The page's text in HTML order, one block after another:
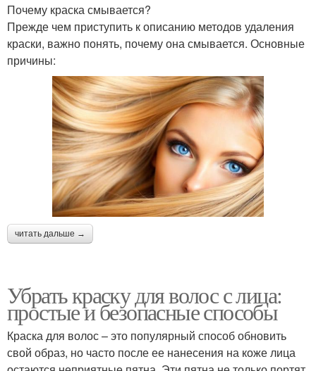
Почему краска смывается?
Прежде чем приступить к описанию методов удаления
краски, важно понять, почему она смывается. Основные
причины:
читать дальше →
Убрать краску для волос с лица:
простые и безопасные способы
Краска для волос – это популярный способ обновить
свой образ, но часто после ее нанесения на коже лица